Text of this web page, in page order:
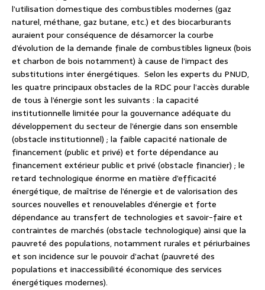
l’utilisation domestique des combustibles modernes (gaz
naturel, méthane, gaz butane, etc.) et des biocarburants
auraient pour conséquence de désamorcer la courbe
d’évolution de la demande finale de combustibles ligneux (bois
et charbon de bois notamment) à cause de l’impact des
substitutions inter énergétiques. Selon les experts du PNUD,
les quatre principaux obstacles de la RDC pour l’accès durable
de tous à l’énergie sont les suivants : la capacité
institutionnelle limitée pour la gouvernance adéquate du
développement du secteur de l’énergie dans son ensemble
(obstacle institutionnel) ; la faible capacité nationale de
financement (public et privé) et forte dépendance au
financement extérieur public et privé (obstacle financier) ; le
retard technologique énorme en matière d’efficacité
énergétique, de maîtrise de l’énergie et de valorisation des
sources nouvelles et renouvelables d’énergie et forte
dépendance au transfert de technologies et savoir-faire et
contraintes de marchés (obstacle technologique) ainsi que la
pauvreté des populations, notamment rurales et périurbaines
et son incidence sur le pouvoir d’achat (pauvreté des
populations et inaccessibilité économique des services
énergétiques modernes).